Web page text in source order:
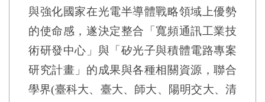
與強化國家在光電半導體戰略領域上優勢
的使命感，遂決定整合「寬頻通訊工業技
術研發中心」與「矽光子與積體電路專案
研究計畫」的成果與各種相關資源，聯合
學界(臺科大、臺大、師大、陽明交大、清